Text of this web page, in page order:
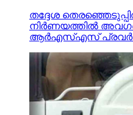
തദ്ദേശ
നിര്‍ണയത്തില്‍
ആര്‍എസ്എസ്